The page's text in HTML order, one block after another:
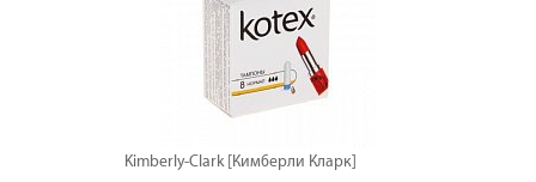
Kimberly-Clark [Кимберли Кларк]